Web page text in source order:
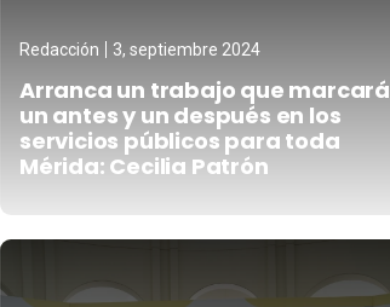
Redacción 3, septiembre 2024
Arranca un trabajo que marcará
un antes y un después en los
servicios públicos para toda
Mérida: Cecilia Patrón